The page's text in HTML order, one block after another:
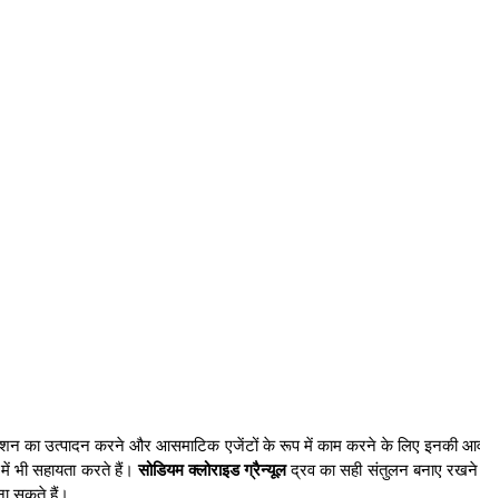
का उत्पादन करने और आसमाटिक एजेंटों के रूप में काम करने के लिए इनकी
भी सहायता करते हैं।सोडियम क्लोराइड ग्रैन्यूलद्रव का सही संतुलन बनाए